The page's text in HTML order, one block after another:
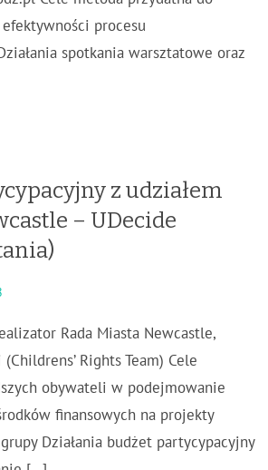
procesu
spotkania warsztatowe oraz
z udziałem
– UDecide
Rada Miasta Newcastle,
Rights Team) Cele
obywateli w podejmowanie
finansowych na projekty
Działania budżet partycypacyjny